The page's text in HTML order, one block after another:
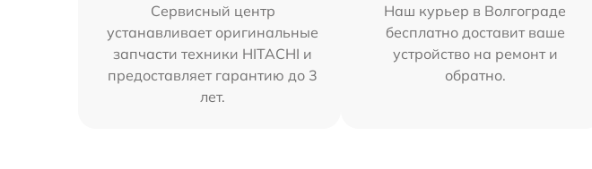
Сервисный центр
устанавливает оригинальные
запчасти техники HITACHI и
предоставляет гарантию до 3
лет.
Наш курьер в Волгограде
бесплатно доставит ваше
устройство на ремонт и
обратно.